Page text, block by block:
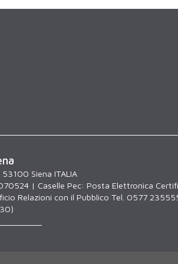
Siena ITALIA
| Caselle Pec: Posta Elettronica
Relazioni con il Pubblico Tel. 0577